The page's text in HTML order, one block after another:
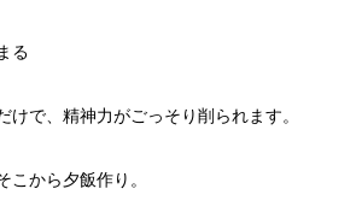
る
けで、精神力がごっそり削られます。
こから夕飯作り。